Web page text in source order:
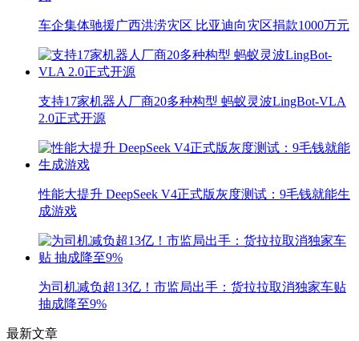
车企集体驰援广西洪涝灾区 比亚迪向灾区捐款1000万元
支持17家机器人厂商20多种构型 蚂蚁灵波LingBot-VLA
2.0正式开源
性能大提升 DeepSeek V4正式版灰度测试：9毛钱就能生
成游戏
为司机减负超13亿！市监局出手：货拉拉取消独家车贴
抽成降至9%
最新文章